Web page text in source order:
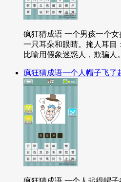
疯狂猜成语 一个男孩一个
一只耳朵和眼睛。掩人耳目
比喻用假象迷惑人，欺骗人
疯狂猜成语一个人帽子飞了